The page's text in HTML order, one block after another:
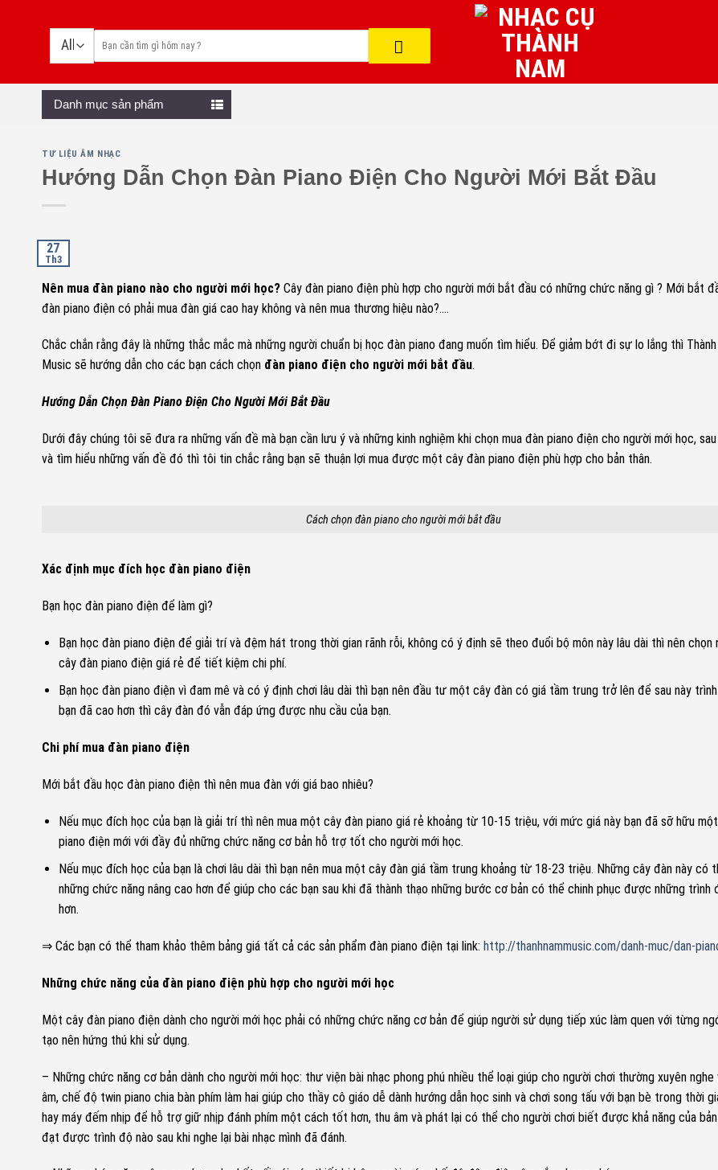
Danh mục sản phẩm
TƯ LIỆU ÂM NHẠC
Hướng Dẫn Chọn Đàn Piano Điện Cho Người Mới Bắt Đầu
27
Th3
Nên mua đàn piano nào cho người mới học? Cây đàn piano điện phù hợp cho người mới bắt đầu có những chức năng gì ? Mới bắt
đàn piano điện có phải mua đàn giá cao hay không và nên mua thương hiệu nào?….
Chắc chắn rằng đây là những thắc mắc mà những người chuẩn bị học đàn piano đang muốn tìm hiểu. Để giảm bớt đi sự lo lắng thì
Music sẽ hướng dẫn cho các bạn cách chọn đàn piano điện cho người mới bắt đầu.
Hướng Dẫn Chọn Đàn Piano Điện Cho Người Mới Bắt Đầu
Dưới đây chúng tôi sẽ đưa ra những vấn đề mà bạn cần lưu ý và những kinh nghiệm khi chọn mua đàn piano điện cho người mới học,
và tìm hiểu những vấn đề đó thì tôi tin chắc rằng bạn sẽ thuận lợi mua được một cây đàn piano điện phù hợp cho bản thân.
Cách chọn đàn piano cho người mới bắt đầu
Xác định mục đích học đàn piano điện
Bạn học đàn piano điện để làm gì?
Bạn học đàn piano điện để giải trí và đệm hát trong thời gian rãnh rỗi, không có ý định sẽ theo đuổi bộ môn này lâu dài thì nên chọn
cây đàn piano điện giá rẻ để tiết kiệm chi phí.
Bạn học đàn piano điện vì đam mê và có ý định chơi lâu dài thì bạn nên đầu tư một cây đàn có giá tầm trung trở lên để sau này
bạn đã cao hơn thì cây đàn đó vẫn đáp ứng được nhu cầu của bạn.
Chi phí mua đàn piano điện
Mới bắt đầu học đàn piano điện thì nên mua đàn với giá bao nhiêu?
Nếu mục đích học của bạn là giải trí thì nên mua một cây đàn piano giá rẻ khoảng từ 10-15 triệu, với mức giá này bạn đã sỡ hữu
piano điện mới với đầy đủ những chức năng cơ bản hỗ trợ tốt cho người mới học.
Nếu mục đích học của bạn là chơi lâu dài thì bạn nên mua một cây đàn giá tầm trung khoảng từ 18-23 triệu. Những cây đàn này có
những chức năng nâng cao hơn để giúp cho các bạn sau khi đã thành thạo những bước cơ bản có thể chinh phục được những trình
hơn.
⇒ Các bạn có thể tham khảo thêm bảng giá tất cả các sản phẩm đàn piano điện tại link: http://thanhnammusic.com/danh-muc/dan-
Những chức năng của đàn piano điện phù hợp cho người mới học
Một cây đàn piano điện dành cho người mới học phải có những chức năng cơ bản để giúp người sử dụng tiếp xúc làm quen với từng
tạo nên hứng thú khi sử dụng.
– Những chức năng cơ bản dành cho người mới học: thư viện bài nhạc phong phú nhiều thể loại giúp cho người chơi thường xuyên nghe
âm, chế độ twin piano chia bàn phím làm hai giúp cho thầy cô giáo dễ dành hướng dẫn học sinh và chơi song tấu với bạn bè trong thời
hay máy đếm nhịp để hỗ trợ giữ nhịp đánh phím một cách tốt hơn, thu âm và phát lại có thể cho người chơi biết được khả năng của
đạt được trình độ nào sau khi nghe lại bài nhạc mình đã đánh.